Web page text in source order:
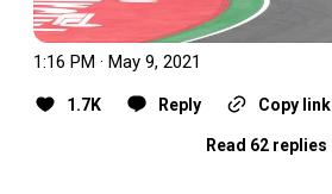
1:16 PM · May 9, 2021
1.7K Reply Copy link
Read 62 replies